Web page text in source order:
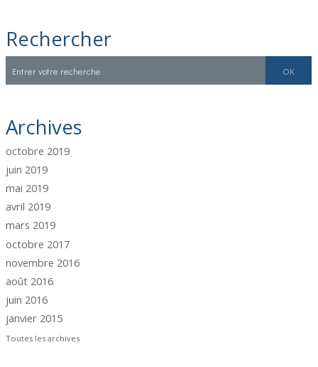
Rechercher
Archives
octobre 2019
juin 2019
mai 2019
avril 2019
mars 2019
octobre 2017
novembre 2016
août 2016
juin 2016
janvier 2015
Toutes les archives